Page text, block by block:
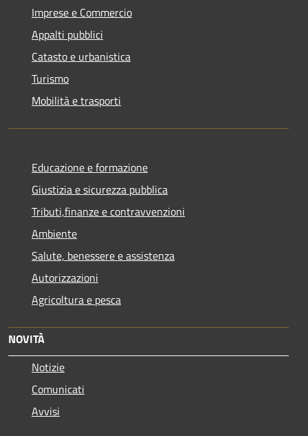
Imprese e Commercio
Appalti pubblici
Catasto e urbanistica
Turismo
Mobilità e trasporti
Educazione e formazione
Giustizia e sicurezza pubblica
Tributi,finanze e contravvenzioni
Ambiente
Salute, benessere e assistenza
Autorizzazioni
Agricoltura e pesca
NOVITÀ
Notizie
Comunicati
Avvisi